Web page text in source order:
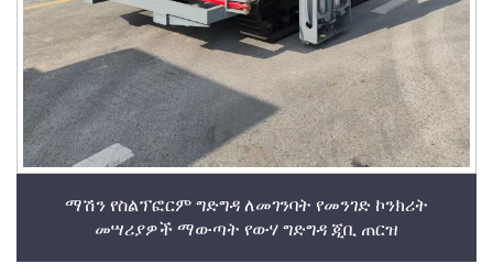
ማሽን የስልፕፎርም ግድግዳ ለመገንባት የመንገድ ኮንክሪት
መሣሪያዎች ማውጣት የውሃ ግድግዳ ጂቢ ጠርዝ